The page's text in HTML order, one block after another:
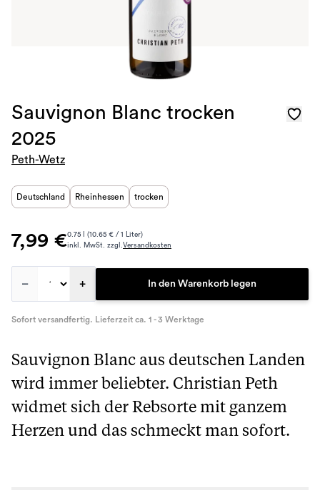
Sauvignon Blanc trocken
2025
Peth-Wetz
Deutschland Rheinhessen trocken
7,99 €0.75 l (10.65 € / 1 Liter)
inkl. MwSt. zzgl.Versandkosten
– + In den Warenkorb legen
Sofort versandfertig. Lieferzeit ca. 1 - 3 Werktage
Sauvignon Blanc aus deutschen Landen
wird immer beliebter. Christian Peth
widmet sich der Rebsorte mit ganzem
Herzen und das schmeckt man sofort.